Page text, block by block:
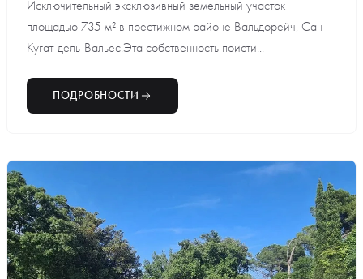
Исключительный эксклюзивный земельный участок
площадью 735 м² в престижном районе Вальдорейч, Сан-
Кугат-дель-Вальес.Эта собственность поисти...
ПОДРОБНОСТИ